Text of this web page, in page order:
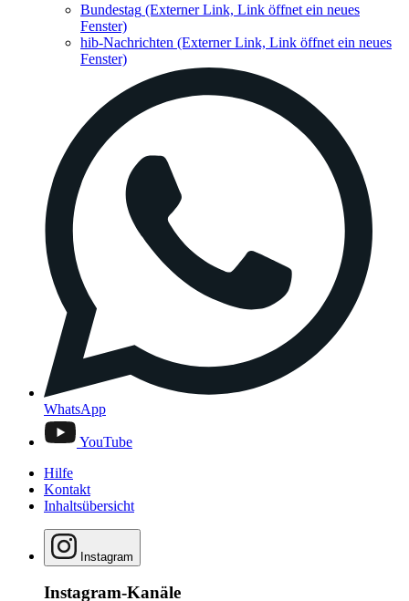
Bundestag (Externer Link, Link öffnet ein neues
Fenster)
hib-Nachrichten (Externer Link, Link öffnet ein neues
Fenster)
WhatsApp
YouTube
Hilfe
Kontakt
Inhaltsübersicht
Instagram
Instagram-Kanäle